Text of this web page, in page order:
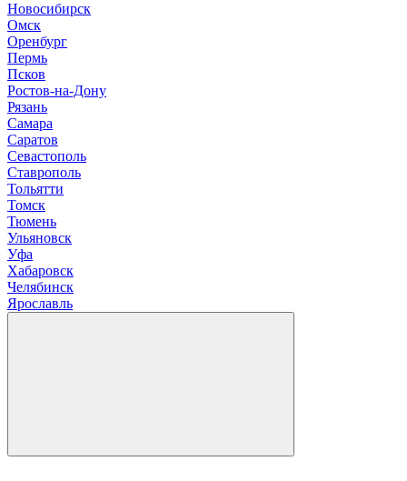
Новосибирск
Омск
Оренбург
Пермь
Псков
Ростов-на-Дону
Рязань
Самара
Саратов
Севастополь
Ставрополь
Тольятти
Томск
Тюмень
Ульяновск
Уфа
Хабаровск
Челябинск
Ярославль